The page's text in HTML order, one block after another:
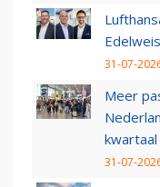
31-07-
Meer
kwartaal
31-07-